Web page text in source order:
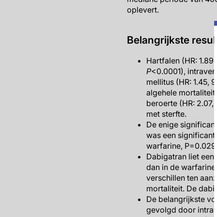
oplevert.
Belangrijkste
Hartfalen (HR:
P<0.0001),
mellitus (HR: 1.45,
algehele
beroerte (HR: 2.07,
met sterfte.
De enige
was een
warfarine, P=0.029).
Dabigatran liet
dan in de
verschillen ten
mortaliteit. De
De belangrijkste
gevolgd door